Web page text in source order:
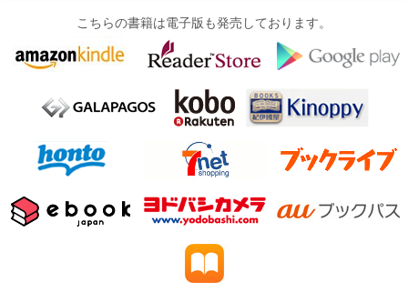
こちらの書籍は電子版も発売しております。